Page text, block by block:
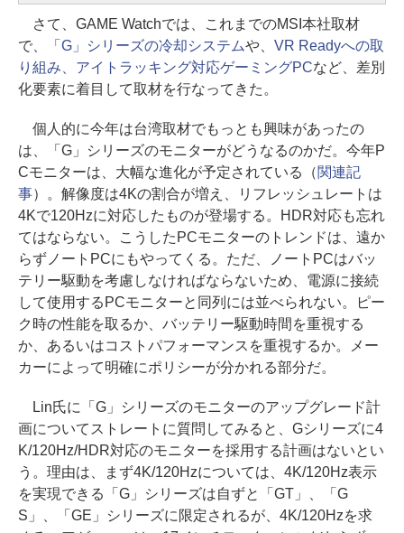
さて、GAME Watchでは、これまでのMSI本社取材
で、
「G」シリーズの冷却システムや、 VR Readyへの取
り組み、アイトラッキング対応ゲーミングPCなど、差別
化要素に着目して取材を行なってきた。
個人的に今年は台湾取材でもっとも興味があったの
は、「G」シリーズのモニターがどうなるのかだ。今年P
Cモニターは、大幅な進化が予定されている（関連記
事）。解像度は4Kの割合が増え、リフレッシュレートは
4Kで120Hzに対応したものが登場する。HDR対応も忘れ
てはならない。こうしたPCモニターのトレンドは、遠か
らずノートPCにもやってくる。ただ、ノートPCはバッ
テリー駆動を考慮しなければならないため、電源に接続
して使用するPCモニターと同列には並べられない。ピー
ク時の性能を取るか、バッテリー駆動時間を重視する
か、あるいはコストパフォーマンスを重視するか。メー
カーによって明確にポリシーが分かれる部分だ。
Lin氏に「G」シリーズのモニターのアップグレード計
画についてストレートに質問してみると、Gシリーズに4
K/120Hz/HDR対応のモニターを採用する計画はないとい
う。理由は、まず4K/120Hzについては、4K/120Hz表示
を実現できる「G」シリーズは自ずと「GT」、「G
S」、「GE」シリーズに限定されるが、4K/120Hzを求